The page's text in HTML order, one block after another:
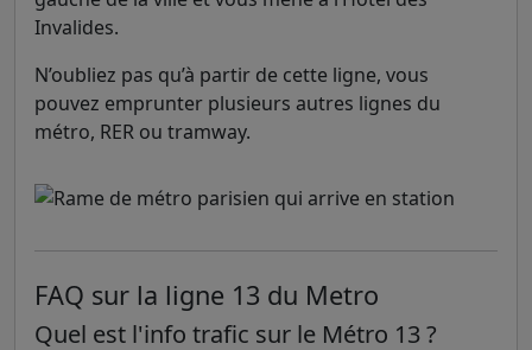
Invalides.
N’oubliez pas qu’à partir de cette ligne, vous
pouvez emprunter plusieurs autres lignes du
métro, RER ou tramway.
FAQ sur la ligne 13 du Metro
Quel est l'info trafic sur le Métro 13 ?